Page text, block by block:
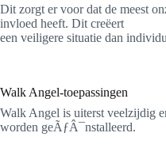
Dit zorgt er voor dat de meest
invloed heeft. Dit creëert
een veiligere situatie dan
Walk Angel-toepassingen
Walk Angel is uiterst veelzijdig
worden geÃƒÂ¯nstalleerd.